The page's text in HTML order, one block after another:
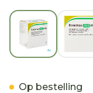
View larger
Op bestelling